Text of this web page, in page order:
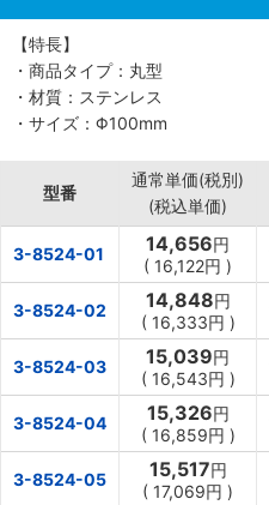
【特長】
・商品タイプ：丸型
・材質：ステンレス
・サイズ：Φ100mm
型番
通常単価(税別)
(税込単価)
3-8524-01 14,656円
( 16,122円 )
3-8524-02 14,848円
( 16,333円 )
3-8524-03 15,039円
( 16,543円 )
3-8524-04 15,326円
( 16,859円 )
3-8524-05 15,517円
( 17,069円 )